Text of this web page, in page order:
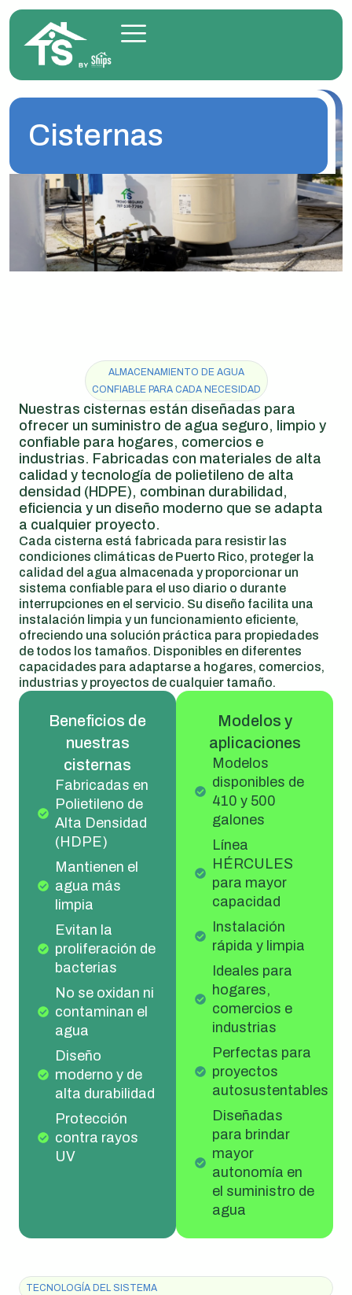
Cisternas
ALMACENAMIENTO DE AGUA
CONFIABLE PARA CADA NECESIDAD
Nuestras cisternas están diseñadas para
ofrecer un suministro de agua seguro, limpio y
confiable para hogares, comercios e
industrias. Fabricadas con materiales de alta
calidad y tecnología de polietileno de alta
densidad (HDPE), combinan durabilidad,
eficiencia y un diseño moderno que se adapta
a cualquier proyecto.
Cada cisterna está fabricada para resistir las
condiciones climáticas de Puerto Rico, proteger la
calidad del agua almacenada y proporcionar un
sistema confiable para el uso diario o durante
interrupciones en el servicio. Su diseño facilita una
instalación limpia y un funcionamiento eficiente,
ofreciendo una solución práctica para propiedades
de todos los tamaños. Disponibles en diferentes
capacidades para adaptarse a hogares, comercios,
industrias y proyectos de cualquier tamaño.
Beneficios de
nuestras
cisternas
Fabricadas en
Polietileno de
Alta Densidad
(HDPE)
Mantienen el
agua más
limpia
Evitan la
proliferación de
bacterias
No se oxidan ni
contaminan el
agua
Diseño
moderno y de
alta durabilidad
Protección
contra rayos
UV
Modelos y
aplicaciones
Modelos
disponibles de
410 y 500
galones
Línea
HÉRCULES
para mayor
capacidad
Instalación
rápida y limpia
Ideales para
hogares,
comercios e
industrias
Perfectas para
proyectos
autosustentables
Diseñadas
para brindar
mayor
autonomía en
el suministro de
agua
TECNOLOGÍA DEL SISTEMA